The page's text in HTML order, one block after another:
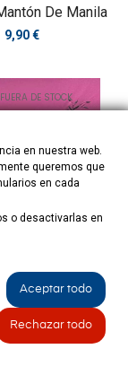
De Manila
Precio
9,90 €
DE STOCK
De Manila
Precio
14,90 €
en nuestra web.
queremos que
en cada
o desactivarlas en
Aceptar todo
Rechazar todo